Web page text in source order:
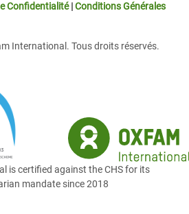
Confidentialité|Conditions Générales
International. Tous droits réservés.
is certified against the CHS for its
mandate since 2018